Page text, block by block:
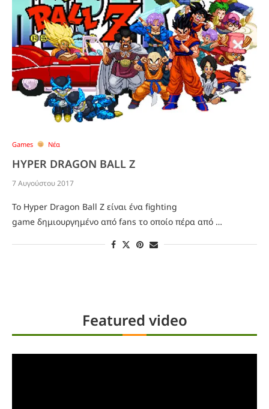
Games Νέα
HYPER DRAGON BALL Z
7 Αυγούστου 2017
To Hyper Dragon Ball Z είναι ένα fighting
game δημιουργημένο από fans το οποίο πέρα από …
Featured video